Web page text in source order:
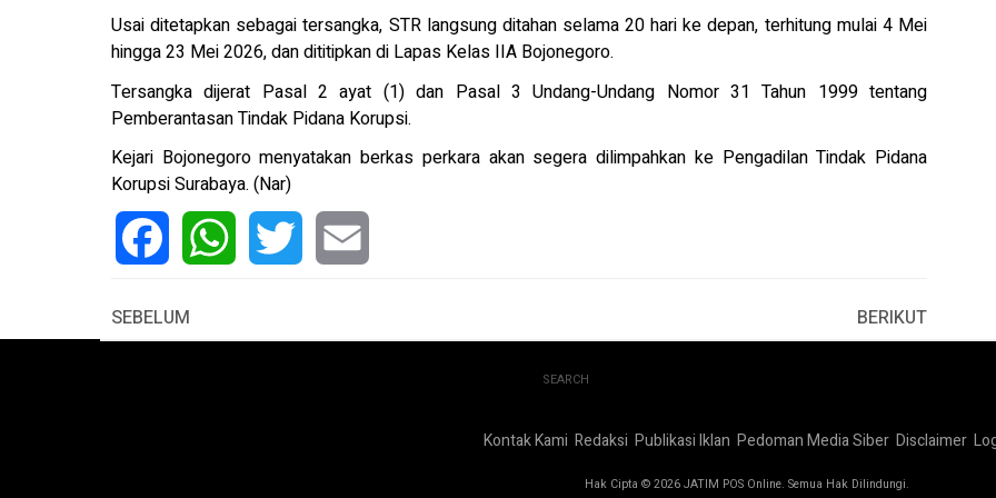
Usai ditetapkan sebagai tersangka, STR langsung ditahan selama 20 hari ke depan, terhitung mulai 4 Mei
hingga 23 Mei 2026, dan dititipkan di Lapas Kelas IIA Bojonegoro.
Tersangka dijerat Pasal 2 ayat (1) dan Pasal 3 Undang-Undang Nomor 31 Tahun 1999 tentang
Pemberantasan Tindak Pidana Korupsi.
Kejari Bojonegoro menyatakan berkas perkara akan segera dilimpahkan ke Pengadilan Tindak Pidana
Korupsi Surabaya. (Nar)
SEBELUM
BERIKUT
SEARCH
Kontak Kami Redaksi Publikasi Iklan Pedoman Media Siber Disclaimer
Hak Cipta © 2026 JATIM POS Online. Semua Hak Dilindungi.